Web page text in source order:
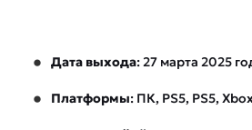
Дата выхода: 27 марта 2025
Платформы: ПК, PS5, PS5,